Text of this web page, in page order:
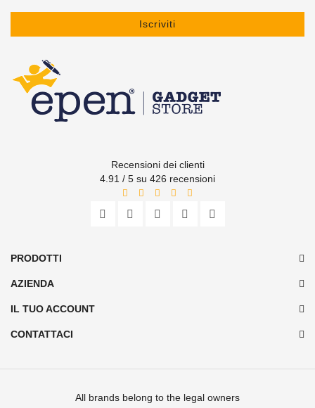
Iscriviti
Recensioni dei clienti
4.91 / 5 su 426 recensioni
PRODOTTI
AZIENDA
IL TUO ACCOUNT
CONTATTACI
All brands belong to the legal owners